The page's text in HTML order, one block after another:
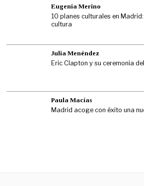
Eugenia Merino
10 planes culturales en
cultura
Julia Menéndez
Eric Clapton y su ceremonia
Paula Macías
Madrid acoge con éxito una